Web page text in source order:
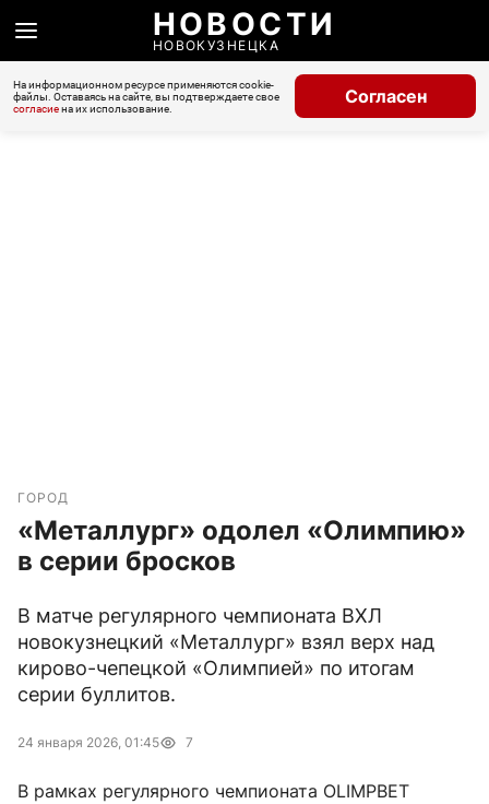
НОВОСТИ
НОВОКУЗНЕЦКА
На информационном ресурсе применяются cookie-
файлы. Оставаясь на сайте, вы подтверждаете свое
согласиена их использование.
Согласен
ГОРОД
«Металлург» одолел «Олимпию»
в серии бросков
В матче регулярного чемпионата ВХЛ
новокузнецкий «Металлург» взял верх над
кирово-чепецкой «Олимпией» по итогам
серии буллитов.
24 января 2026, 01:45 7
В рамках регулярного чемпионата OLIMPBET